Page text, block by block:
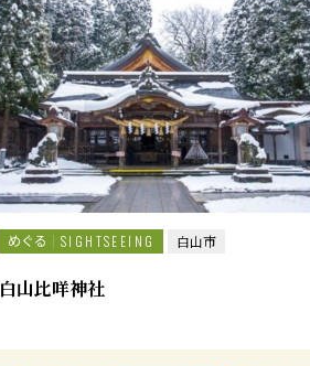
めぐる SIGHTSEEING 白山市
白山比咩神社